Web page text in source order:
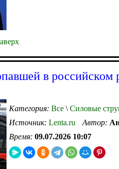
в российском
Категория: Все \ Силовые
Источник: Lenta.ru Автор:
Время: 09.07.2026 10:07